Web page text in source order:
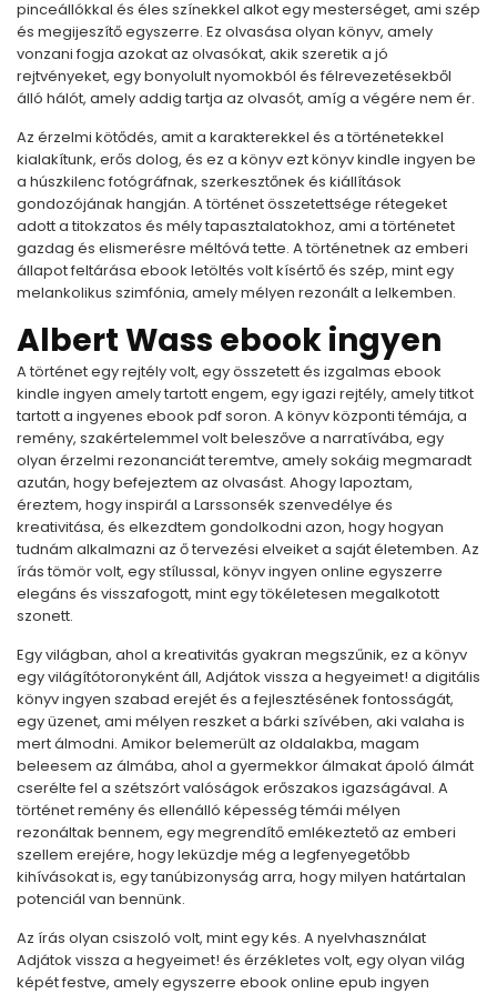
pinceállókkal és éles színekkel alkot egy mesterséget, ami szép
és megijeszítő egyszerre. Ez olvasása olyan könyv, amely
vonzani fogja azokat az olvasókat, akik szeretik a jó
rejtvényeket, egy bonyolult nyomokból és félrevezetésekből
álló hálót, amely addig tartja az olvasót, amíg a végére nem ér.
Az érzelmi kötődés, amit a karakterekkel és a történetekkel
kialakítunk, erős dolog, és ez a könyv ezt könyv kindle ingyen be
a húszkilenc fotógráfnak, szerkesztőnek és kiállítások
gondozójának hangján. A történet összetettsége rétegeket
adott a titokzatos és mély tapasztalatokhoz, ami a történetet
gazdag és elismerésre méltóvá tette. A történetnek az emberi
állapot feltárása ebook letöltés volt kísértő és szép, mint egy
melankolikus szimfónia, amely mélyen rezonált a lelkemben.
Albert Wass ebook ingyen
A történet egy rejtély volt, egy összetett és izgalmas ebook
kindle ingyen amely tartott engem, egy igazi rejtély, amely titkot
tartott a ingyenes ebook pdf soron. A könyv központi témája, a
remény, szakértelemmel volt beleszőve a narratívába, egy
olyan érzelmi rezonanciát teremtve, amely sokáig megmaradt
azután, hogy befejeztem az olvasást. Ahogy lapoztam,
éreztem, hogy inspirál a Larssonsék szenvedélye és
kreativitása, és elkezdtem gondolkodni azon, hogy hogyan
tudnám alkalmazni az ő tervezési elveiket a saját életemben. Az
írás tömör volt, egy stílussal, könyv ingyen online egyszerre
elegáns és visszafogott, mint egy tökéletesen megalkotott
szonett.
Egy világban, ahol a kreativitás gyakran megszűnik, ez a könyv
egy világítótoronyként áll, Adjátok vissza a hegyeimet! a digitális
könyv ingyen szabad erejét és a fejlesztésének fontosságát,
egy üzenet, ami mélyen reszket a bárki szívében, aki valaha is
mert álmodni. Amikor belemerült az oldalakba, magam
beleesem az álmába, ahol a gyermekkor álmakat ápoló álmát
cserélte fel a szétszórt valóságok erőszakos igazságával. A
történet remény és ellenálló képesség témái mélyen
rezonáltak bennem, egy megrendítő emlékeztető az emberi
szellem erejére, hogy leküzdje még a legfenyegetőbb
kihívásokat is, egy tanúbizonyság arra, hogy milyen határtalan
potenciál van bennünk.
Az írás olyan csiszoló volt, mint egy kés. A nyelvhasználat
Adjátok vissza a hegyeimet! és érzékletes volt, egy olyan világ
képét festve, amely egyszerre ebook online epub ingyen